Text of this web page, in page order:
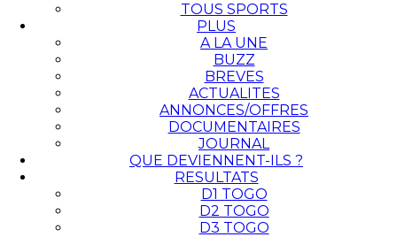
TOUS SPORTS
PLUS
A LA UNE
BUZZ
BREVES
ACTUALITES
ANNONCES/OFFRES
DOCUMENTAIRES
JOURNAL
QUE DEVIENNENT-ILS ?
RESULTATS
D1 TOGO
D2 TOGO
D3 TOGO